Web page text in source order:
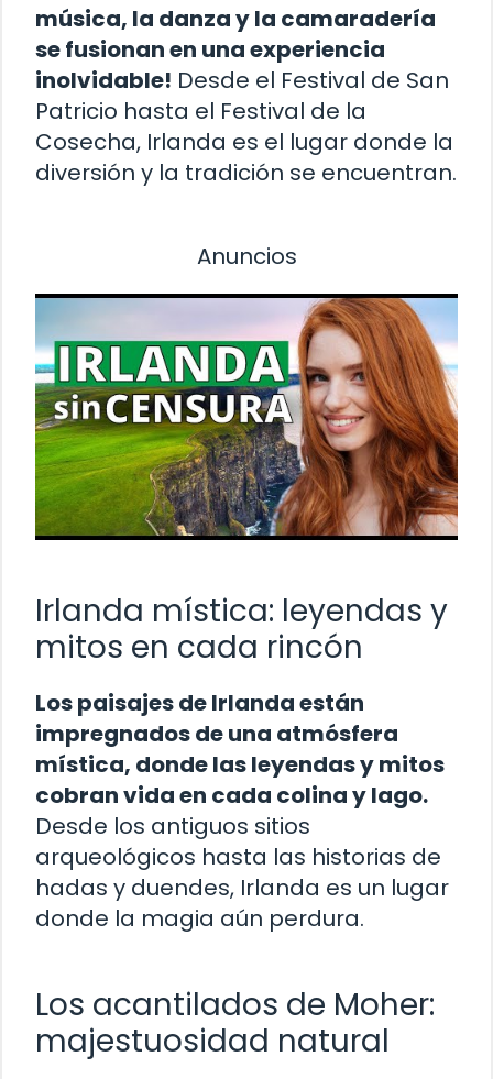
música, la danza y la camaradería
se fusionan en una experiencia
inolvidable! Desde el Festival de San
Patricio hasta el Festival de la
Cosecha, Irlanda es el lugar donde la
diversión y la tradición se encuentran.
Anuncios
Irlanda mística: leyendas y
mitos en cada rincón
Los paisajes de Irlanda están
impregnados de una atmósfera
mística, donde las leyendas y mitos
cobran vida en cada colina y lago.
Desde los antiguos sitios
arqueológicos hasta las historias de
hadas y duendes, Irlanda es un lugar
donde la magia aún perdura.
Los acantilados de Moher:
majestuosidad natural